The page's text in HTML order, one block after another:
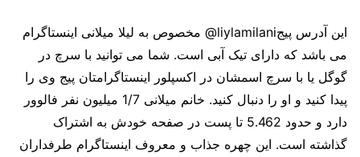
این آدرس پیجliylamilani@ مخصوص به لیلا میلانی اینستاگرام
می باشد که دارای تیک آبی است. شما می توانید با سرچ در
گوگل یا با سرچ اسمشان در اکسپلور اینستاگرامتان پیج وی را
پیدا کنید و او را دنبال کنید. خانم میلانی 1/7 میلیون نفر فالوور
دارد و حدود 5.462 تا پست در صفحه خودش به اشتراک
گذاشته است. این چهره جذاب و معروف اینستاگرام طرفداران